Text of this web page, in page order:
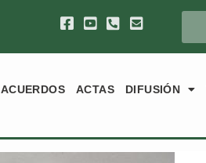
ACUERDOS ACTAS DIFUSIÓN